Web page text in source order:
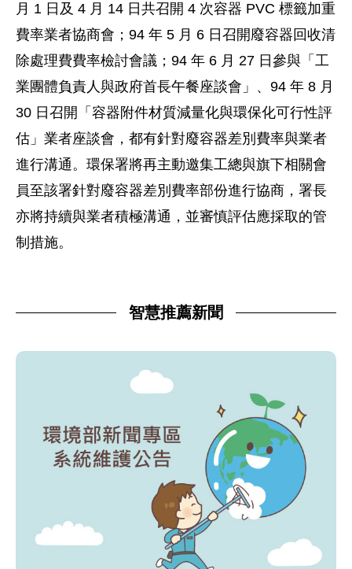
月 1 日及 4 月 14 日共召開 4 次容器 PVC 標籤加重
費率業者協商會；94 年 5 月 6 日召開廢容器回收清
除處理費費率檢討會議；94 年 6 月 27 日參與「工
業團體負責人與政府首長午餐座談會」、94 年 8 月
30 日召開「容器附件材質減量化與環保化可行性評
估」業者座談會，都有針對廢容器差別費率與業者
進行溝通。環保署將再主動邀集工總與旗下相關會
員至該署針對廢容器差別費率部份進行協商，署長
亦將持續與業者積極溝通，並審慎評估應採取的管
制措施。
智慧推薦新聞